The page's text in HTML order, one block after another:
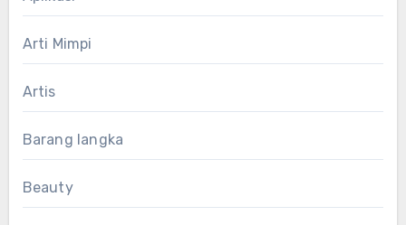
Arti Mimpi
Artis
Barang langka
Beauty